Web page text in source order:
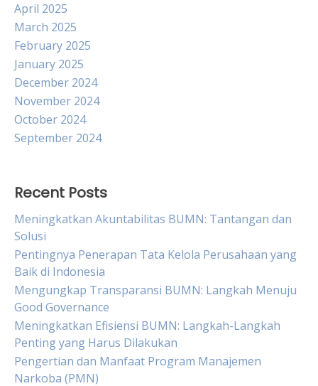
April 2025
March 2025
February 2025
January 2025
December 2024
November 2024
October 2024
September 2024
Recent Posts
Meningkatkan Akuntabilitas BUMN: Tantangan dan
Solusi
Pentingnya Penerapan Tata Kelola Perusahaan yang
Baik di Indonesia
Mengungkap Transparansi BUMN: Langkah Menuju
Good Governance
Meningkatkan Efisiensi BUMN: Langkah-Langkah
Penting yang Harus Dilakukan
Pengertian dan Manfaat Program Manajemen
Narkoba (PMN)